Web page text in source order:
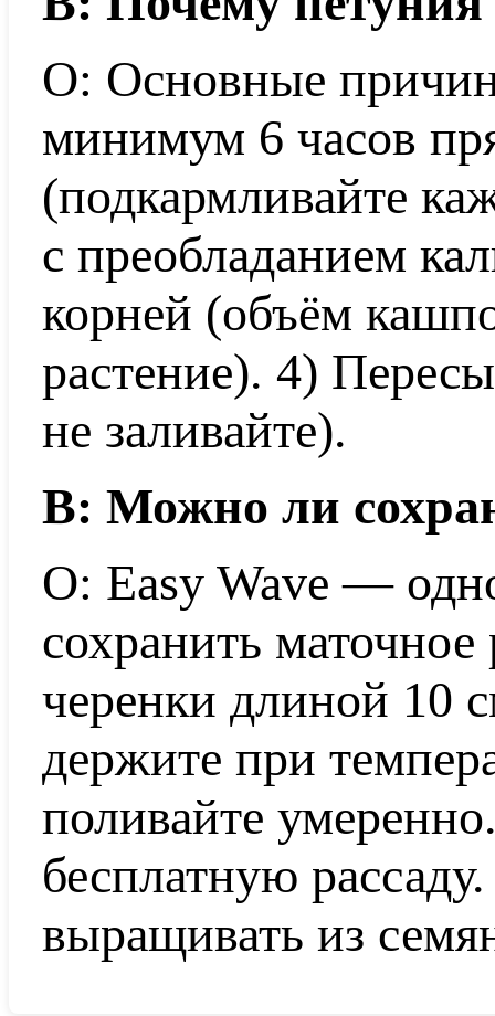
О: Основные
минимум 6 часов
(подкармливайте
с преобладанием
корней (объём
растение). 4)
не заливайте).
В: Можно ли
О: Easy Wave —
сохранить маточное
черенки длиной 10
держите при
поливайте
бесплатную
выращивать из